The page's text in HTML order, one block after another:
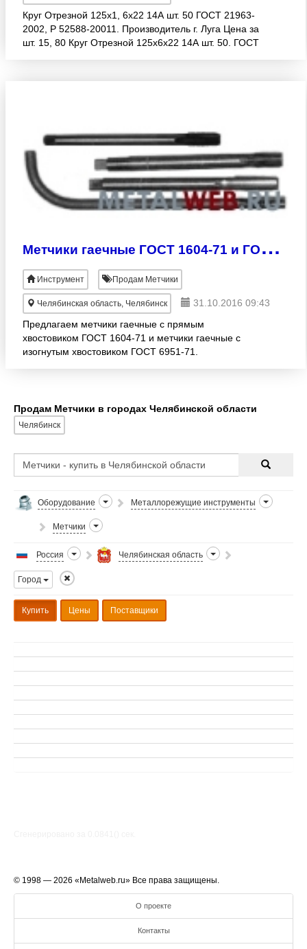
Круг Отрезной 125х1, 6х22 14А шт. 50 ГОСТ 21963-
2002, Р 52588-20011. Производитель г. Луга Цена за
шт. 15, 80 Круг Отрезной 125х6х22 14А шт. 50. ГОСТ
М
етчики гаечные ГОСТ 1604-71 и ГОСТ 6951-71.
Инструмент Продам Метчики
Челябинская область, Челябинск
31.10.2016 09:43
Предлагаем метчики гаечные с прямым
хвостовиком ГОСТ 1604-71 и метчики гаечные с
изогнутым хвостовиком ГОСТ 6951-71.
Продам Метчики в городах Челябинской области
Челябинск
Оборудование Металлорежущие инструменты
Метчики
Россия Челябинская область
Город
Купить Цены Поставщики
© 1998 — 2026 «Metalweb.ru» Все права защищены.
О проекте
Контакты